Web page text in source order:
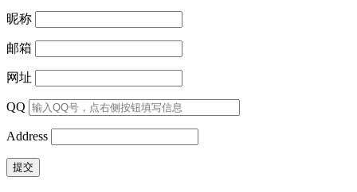
昵称
邮箱
网址
QQ
Address